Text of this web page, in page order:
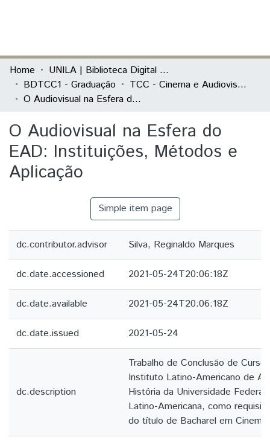
Communities & Collections
All of DSpace
Home
UNILA | Biblioteca Digital de Trabalhos de Conclusão de Curso
BDTCC1 - Graduação
TCC - Cinema e Audiovisual - Artigo ou TCC
O Audiovisual na Esfera do EAD: Instituições, Métodos e Aplicação
O Audiovisual na Esfera do
EAD: Instituições, Métodos e
Aplicação
Simple item page
dc.contributor.advisor Silva, Reginaldo Marques
dc.date.accessioned 2021-05-24T20:06:18Z
dc.date.available 2021-05-24T20:06:18Z
dc.date.issued 2021-05-24
dc.description
Trabalho de Conclusão de
Instituto Latino-Americano de
História da Universidade Federal
Latino-Americana, como
do título de Bacharel em